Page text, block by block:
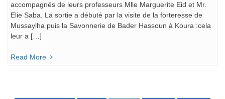
accompagnés de leurs professeurs Mlle Marguerite Eid et Mr.
Elie Saba. La sortie a débuté par la visite de la forteresse de
Mussaylha puis la Savonnerie de Bader Hassoun à Koura :cela
leur a […]
Read More